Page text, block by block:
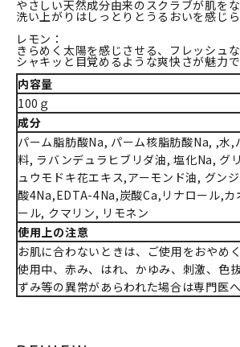
やさしい天然成分由来のスクラブが肌をな
洗い上がりはしっとりとうるおいを感じら
レモン：
きらめく太陽を感じさせる、フレッシュな
シャキッと目覚めるような爽快さが魅力
内容量
100ｇ
成分
パーム脂肪酸Na, パーム核脂肪酸Na, ,水,
料, ラバンデュラヒブリダ油, 塩化Na, グ
ュウモドキ花エキス,アーモンド油, グン
酸4Na,EDTA-4Na,炭酸Ca,リナロール,カ
ール, クマリン, リモネン
使用上の注意
お肌に合わないときは、ご使用をおやめく
使用中、赤み、はれ、かゆみ、刺激、色
ずみ等の異常があらわれた場合は専門医